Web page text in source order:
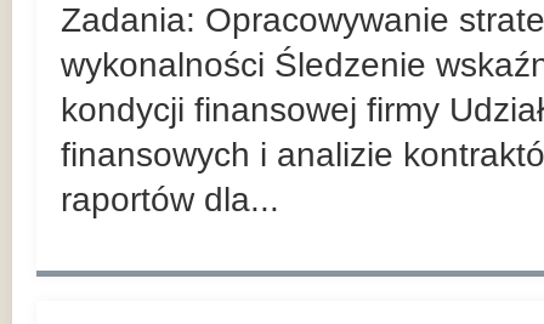
Zadania: Opracowywanie
wykonalności Śledzenie
kondycji finansowej firmy
finansowych i analizie
raportów dla...